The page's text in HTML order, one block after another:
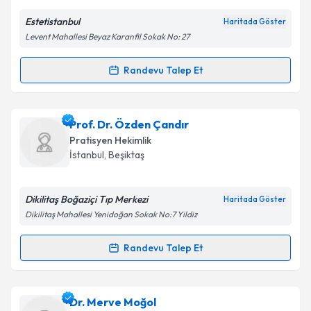
Kişisel verilerimin işlenmesine ilişkin
Metni'ni okudum ve kişisel verilerimin belirtilen
Takvim Talebini Gönder
Estetistanbul Haritada Göster
Levent Mahallesi Beyaz Karanfil Sokak No: 27
Randevu Talep Et
Randevu Takvimi Talebi
Dr. Hamid Aydıniçin randevu takvimi talebi oluşturun.
Size bu uzmandan randevu almanız için bir takvim
hazırlandığında e-posta ile bilgilendireceğiz.
Kişisel verilerimin işlenmesine ilişkin
Metni'ni okudum ve kişisel verilerimin belirtilen
Prof. Dr. Özden Çandır
Pratisyen Hekimlik
İstanbul, Beşiktaş
Dikilitaş Boğaziçi Tıp Merkezi Haritada Göster
Dikilitaş Mahallesi Yenidoğan Sokak No:7 Yildiz
Randevu Talep Et
Randevu Takvimi Talebi
Prof. Dr. Özden Çandır
Dr. Merve Moğol